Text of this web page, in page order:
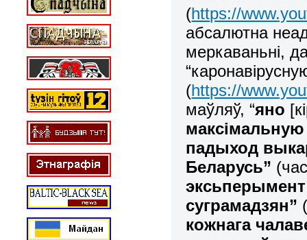
(https://
абсалютна
меркаваньні,
(https://
маўляў, “яно
максімальную
падыход
Беларусь”
эксьперымент
суграмадзян”
кожнага